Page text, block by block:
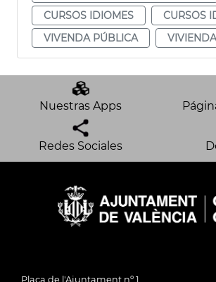
CURSOS IDIOMES
CURSOS
VIVENDA PÚBLICA
Nuestras Apps
Redes Sociales
Plaça de l'Ajuntament nº 1